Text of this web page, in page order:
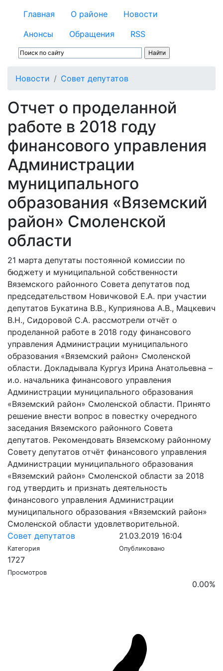
Главная О районе
Новости
Анонсы
Обращения RSS
Новости Совет депутатов
Отчет о проделанной
работе в 2018 году
финансового управления
Администрации
муниципального
образования «Вяземский
район» Смоленской
области
21 марта депутаты постоянной комиссии по
бюджету и муниципальной собственности
Вяземского районного Совета депутатов под
председательством Новичковой Е.А. при участии
депутатов Букатина В.В., Куприянова А.В., Мацкевич
В.Н., Сидоровой С.А. рассмотрели отчёт о
проделанной работе в 2018 году финансового
управления Администрации муниципального
образования «Вяземский район» Смоленской
области. Докладывала Кургуз Ирина Анатольевна –
и.о. начальника финансового управления
Администрации муниципального образования
«Вяземский район» Смоленской области. Принято
решение внести вопрос в повестку очередного
заседания Вяземского районного Совета
депутатов. Рекомендовать Вяземскому районному
Совету депутатов отчёт финансового управления
Администрации муниципального образования
«Вяземский район» Смоленской области за 2018
год утвердить и признать деятельность
финансового управления Администрации
муниципального образования «Вяземский район»
Смоленской области удовлетворительной.
Совет депутатов
Категория
21.03.2019 16:04
Опубликовано
1727
Просмотров
0.00%